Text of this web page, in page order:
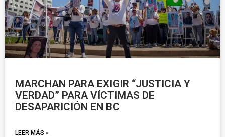
MARCHAN PARA EXIGIR “JUSTICIA Y
VERDAD” PARA VÍCTIMAS DE
DESAPARICIÓN EN BC
LEER MÁS »